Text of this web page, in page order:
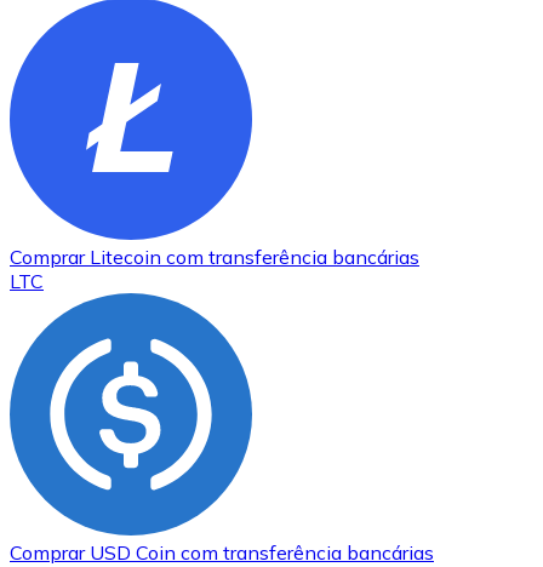
Comprar Litecoin com transferência bancárias
LTC
Comprar USD Coin com transferência bancárias